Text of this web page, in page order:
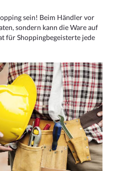
sein! Beim Händler vor
sondern kann die Ware auf
für Shoppingbegeisterte jede